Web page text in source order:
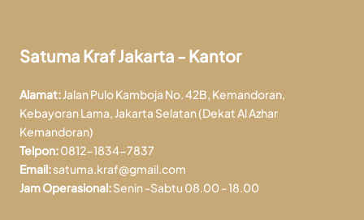
Satuma Kraf Jakarta - Kantor
Alamat:Jalan Pulo Kamboja No. 42B, Kemandoran,
Kebayoran Lama, Jakarta Selatan (Dekat Al Azhar
Kemandoran)
Telpon:0812-1834-7837
Email:satuma.kraf@gmail.com
Jam Operasional:Senin -Sabtu 08.00 - 18.00